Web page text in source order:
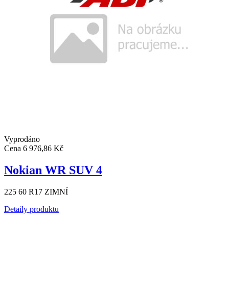
Vyprodáno
Cena 6 976,86 Kč
Nokian WR SUV 4
225 60 R17 ZIMNÍ
Detaily produktu